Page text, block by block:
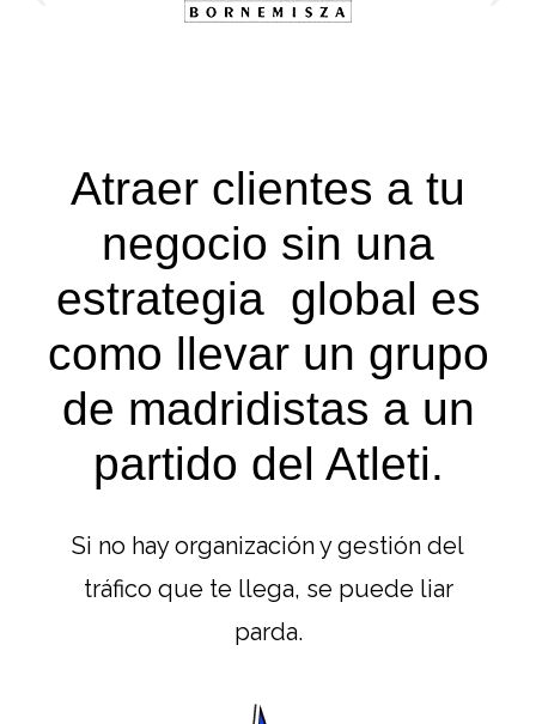
Atraer clientes a tu
negocio sin una
estrategia global es
como llevar un grupo
de madridistas a un
partido del Atleti.
Si no hay organización y gestión del
tráfico que te llega, se puede liar
parda.